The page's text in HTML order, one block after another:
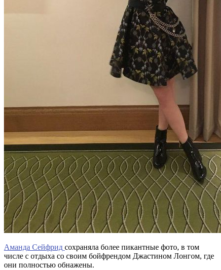
Аманда Сейфрид сохраняла более пикантные фото, в том
числе с отдыха со своим бойфрендом Джастином Лонгом, где
они полностью обнажены.